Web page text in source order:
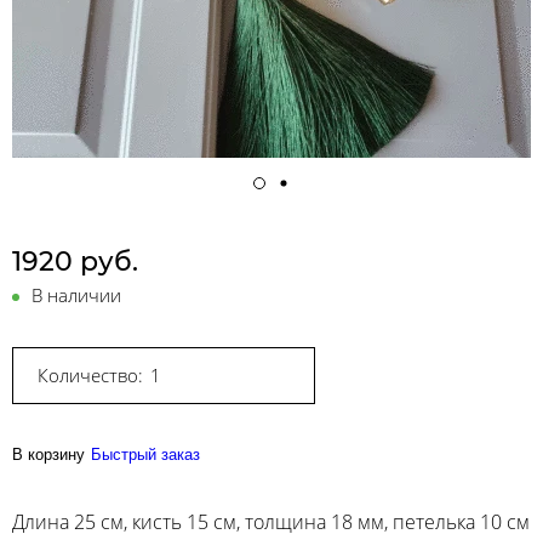
1920 руб.
В наличии
Количество:
В корзину Быстрый заказ
Длина 25 см, кисть 15 см, толщина 18 мм, петелька 10 см